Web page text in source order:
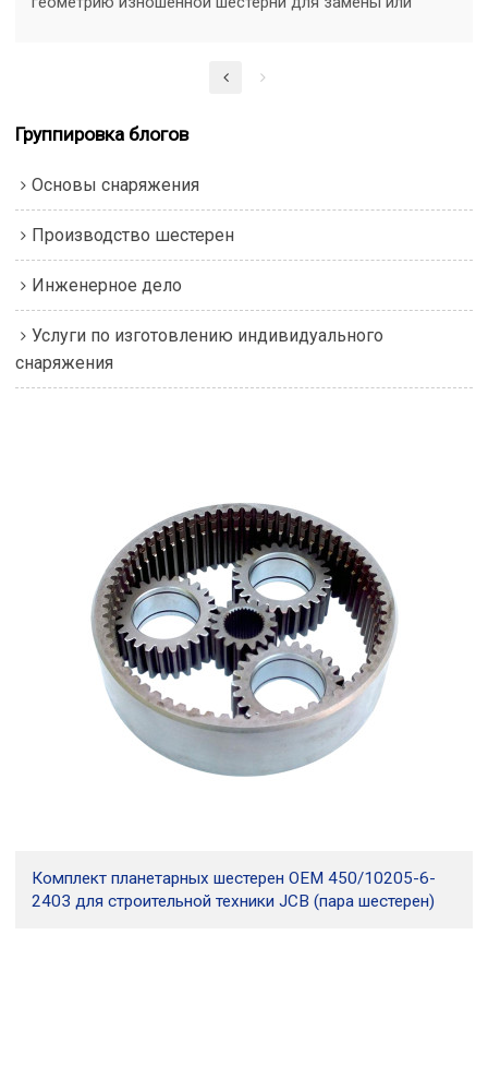
Группировка блогов
Основы снаряжения
Производство шестерен
Инженерное дело
Услуги по изготовлению индивидуального
снаряжения
Комплект планетарных шестерен OEM 450/10205-6-
2403 для строительной техники JCB (пара шестерен)